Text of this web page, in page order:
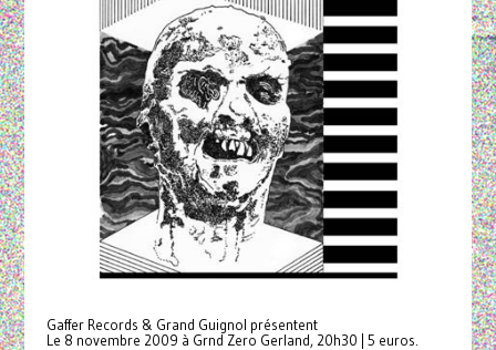
Gaffer Records & Grand Guignol présentent
Le 8 novembre 2009 à Grnd Zero Gerland, 20h30 | 5 euros.